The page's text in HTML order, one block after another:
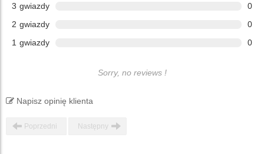
3 gwiazdy
0
2 gwiazdy
0
1 gwiazdy 0
Sorry, no reviews !
Napisz opinię klienta
Poprzedni Następny